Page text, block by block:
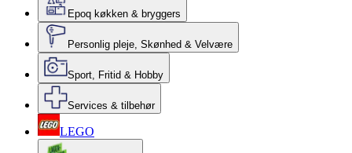
Epoq køkken & bryggers
Personlig pleje, Skønhed & Velvære
Sport, Fritid & Hobby
Services & tilbehør
LEGO